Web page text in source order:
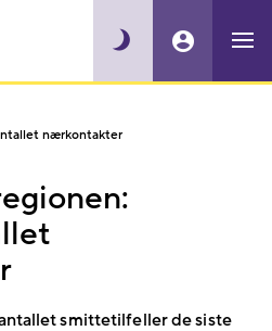
nærkontakter
smittetilfeller de siste